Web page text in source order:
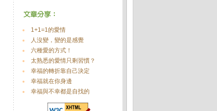
1+1=1的愛情
人沒變，變的是感覺
六種愛的方式！
太熟悉的愛情只剩習慣？
幸福的轉折靠自己決定
幸福就在你身邊
幸福與不幸都是自找的